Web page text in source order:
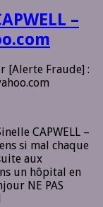
–
[Alerte Fraude] :
CAPWELL –
si mal chaque
aux
un hôpital en
NE PAS